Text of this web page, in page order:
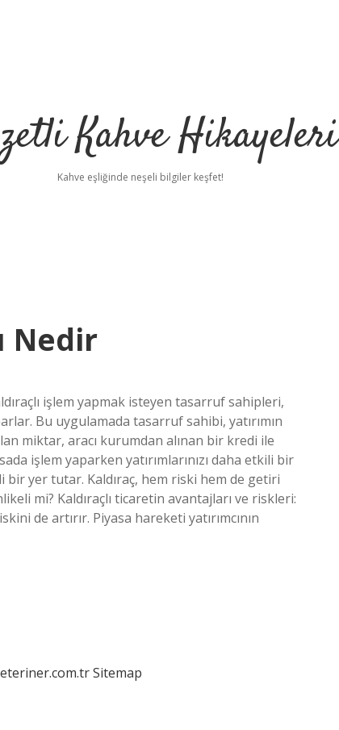
Kahve Hikayeleri
Kahve eşliğinde neşeli bilgiler keşfet!
Nedir
işlem yapmak isteyen tasarruf sahipleri,
Bu uygulamada tasarruf sahibi, yatırımın
miktar, aracı kurumdan alınan bir kredi ile
işlem yaparken yatırımlarınızı daha etkili bir
yer tutar. Kaldıraç, hem riski hem de getiri
mi? Kaldıraçlı ticaretin avantajları ve riskleri:
de artırır. Piyasa hareketi yatırımcının
Sitemap